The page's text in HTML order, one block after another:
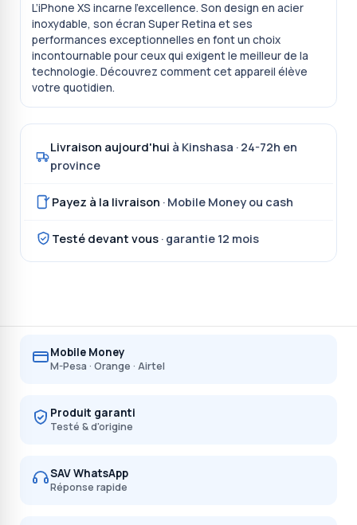
L’iPhone XS incarne l’excellence. Son design en acier
inoxydable, son écran Super Retina et ses
performances exceptionnelles en font un choix
incontournable pour ceux qui exigent le meilleur de la
technologie. Découvrez comment cet appareil élève
votre quotidien.
Livraison aujourd'hui à Kinshasa · 24-72h en
province
Payez à la livraison · Mobile Money ou cash
Testé devant vous · garantie 12 mois
Mobile Money
M-Pesa · Orange · Airtel
Produit garanti
Testé & d'origine
SAV WhatsApp
Réponse rapide